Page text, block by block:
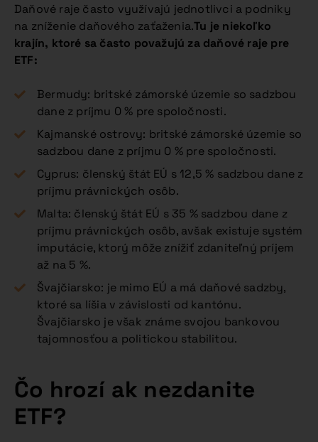
Daňové raje často využívajú jednotlivci a podniky
na zníženie daňového zaťaženia.Tu je niekoľko
krajín, ktoré sa často považujú za daňové raje pre
ETF:
Bermudy: britské zámorské územie so sadzbou
dane z príjmu 0 % pre spoločnosti.
Kajmanské ostrovy: britské zámorské územie so
sadzbou dane z príjmu 0 % pre spoločnosti.
Cyprus: členský štát EÚ s 12,5 % sadzbou dane z
príjmu právnických osôb.
Malta: členský štát EÚ s 35 % sadzbou dane z
príjmu právnických osôb, avšak existuje systém
imputácie, ktorý môže znížiť zdaniteľný príjem
až na 5 %.
Švajčiarsko: je mimo EÚ a má daňové sadzby,
ktoré sa líšia v závislosti od kantónu.
Švajčiarsko je však známe svojou bankovou
tajomnosťou a politickou stabilitou.
Čo hrozí ak nezdanite
ETF?